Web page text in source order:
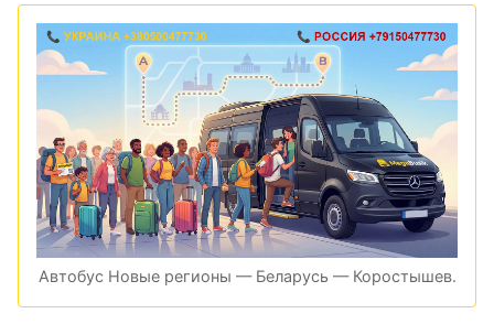
Автобус Новые регионы — Беларусь — Коростышев.